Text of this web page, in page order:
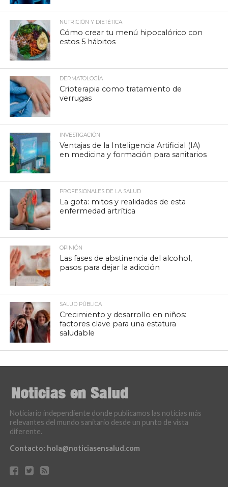
NUTRICIÓN Y DIETÉTICA
Cómo crear tu menú hipocalórico con
estos 5 hábitos
DERMATOLOGÍA
Crioterapia como tratamiento de
verrugas
INVESTIGACIÓN
Ventajas de la Inteligencia Artificial (IA)
en medicina y formación para sanitarios
PROFESIONALES DE LA SALUD
La gota: mitos y realidades de esta
enfermedad artrítica
OPINIÓN
Las fases de abstinencia del alcohol,
pasos para dejar la adicción
SALUD PÚBLICA
Crecimiento y desarrollo en niños:
factores clave para una estatura
saludable
Noticiario independiente donde publicamos las noticias más
relevantes del mundo sanitario desde un punto de vista
diferente.
Contacto: hola@noticiasensalud.com